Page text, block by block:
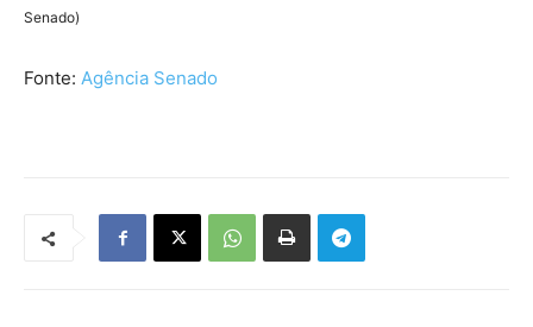
Senado)
Fonte: Agência Senado